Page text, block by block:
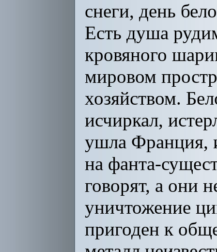
снеги, день
Есть душа
кровяного
мировом
хозяйством.
исчиркал,
ушла Франция,
на фанта-
говорят, а они
уничтожение
пригоден к